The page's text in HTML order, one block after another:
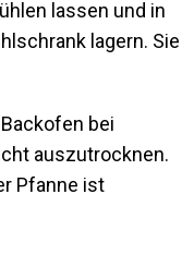
lassen und in
lagern. Sie
bei
auszutrocknen.
Pfanne ist